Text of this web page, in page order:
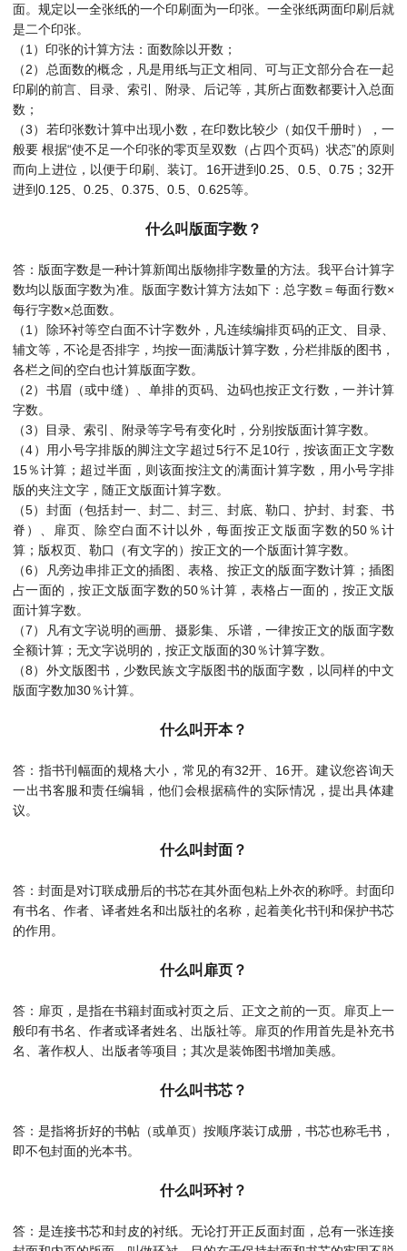
面。规定以一全张纸的一个印刷面为一印张。一全张纸两面印刷后就
是二个印张。
（1）印张的计算方法：面数除以开数；
（2）总面数的概念，凡是用纸与正文相同、可与正文部分合在一起
印刷的前言、目录、索引、附录、后记等，其所占面数都要计入总面
数；
（3）若印张数计算中出现小数，在印数比较少（如仅千册时），一
般要 根据“使不足一个印张的零页呈双数（占四个页码）状态”的原则
而向上进位，以便于印刷、装订。16开进到0.25、0.5、0.75；32开
进到0.125、0.25、0.375、0.5、0.625等。
什么叫版面字数？
答：版面字数是一种计算新闻出版物排字数量的方法。我平台计算字
数均以版面字数为准。版面字数计算方法如下：总字数＝每面行数×
每行字数×总面数。
（1）除环衬等空白面不计字数外，凡连续编排页码的正文、目录、
辅文等，不论是否排字，均按一面满版计算字数，分栏排版的图书，
各栏之间的空白也计算版面字数。
（2）书眉（或中缝）、单排的页码、边码也按正文行数，一并计算
字数。
（3）目录、索引、附录等字号有变化时，分别按版面计算字数。
（4）用小号字排版的脚注文字超过5行不足10行，按该面正文字数
15％计算；超过半面，则该面按注文的满面计算字数，用小号字排
版的夹注文字，随正文版面计算字数。
（5）封面（包括封一、封二、封三、封底、勒口、护封、封套、书
脊）、扉页、除空白面不计以外，每面按正文版面字数的50％计
算；版权页、勒口（有文字的）按正文的一个版面计算字数。
（6）凡旁边串排正文的插图、表格、按正文的版面字数计算；插图
占一面的，按正文版面字数的50％计算，表格占一面的，按正文版
面计算字数。
（7）凡有文字说明的画册、摄影集、乐谱，一律按正文的版面字数
全额计算；无文字说明的，按正文版面的30％计算字数。
（8）外文版图书，少数民族文字版图书的版面字数，以同样的中文
版面字数加30％计算。
什么叫开本？
答：指书刊幅面的规格大小，常见的有32开、16开。建议您咨询天
一出书客服和责任编辑，他们会根据稿件的实际情况，提出具体建
议。
什么叫封面？
答：封面是对订联成册后的书芯在其外面包粘上外衣的称呼。封面印
有书名、作者、译者姓名和出版社的名称，起着美化书刊和保护书芯
的作用。
什么叫扉页？
答：扉页，是指在书籍封面或衬页之后、正文之前的一页。扉页上一
般印有书名、作者或译者姓名、出版社等。扉页的作用首先是补充书
名、著作权人、出版者等项目；其次是装饰图书增加美感。
什么叫书芯？
答：是指将折好的书帖（或单页）按顺序装订成册，书芯也称毛书，
即不包封面的光本书。
什么叫环衬？
答：是连接书芯和封皮的衬纸。无论打开正反面封面，总有一张连接